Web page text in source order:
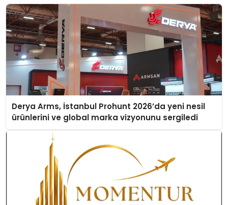
Derya Arms, İstanbul Prohunt 2026’da yeni nesil
ürünlerini ve global marka vizyonunu sergiledi